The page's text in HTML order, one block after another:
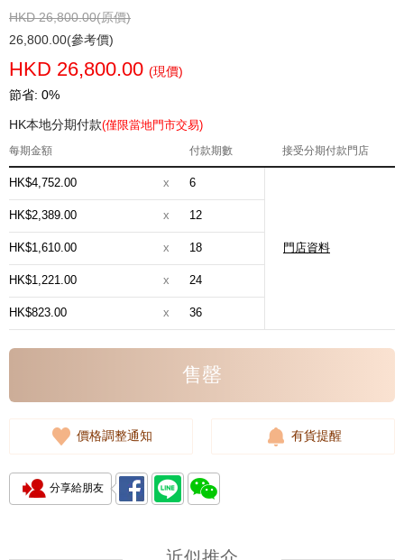
HKD 26,800.00(原價)
26,800.00(參考價)
HKD 26,800.00 (現價)
節省: 0%
HK本地分期付款(僅限當地門市交易)
每期金額 付款期數 接受分期付款門店
HK$4,752.00 x 6
門店資料
HK$2,389.00 x 12
HK$1,610.00 x 18
HK$1,221.00 x 24
HK$823.00 x 36
售罄
價格調整通知 有貨提醒
分享給朋友